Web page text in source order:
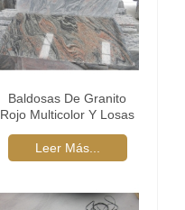
Baldosas De Granito
Rojo Multicolor Y Losas
Leer Más...